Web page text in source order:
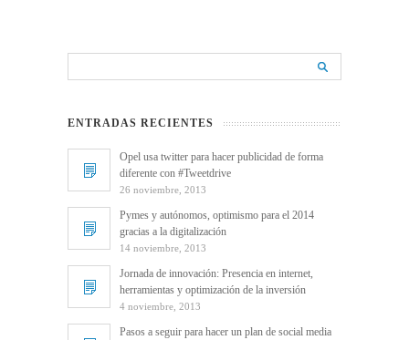
ENTRADAS RECIENTES
Opel usa twitter para hacer publicidad de forma
diferente con #Tweetdrive
26 noviembre, 2013
Pymes y autónomos, optimismo para el 2014
gracias a la digitalización
14 noviembre, 2013
Jornada de innovación: Presencia en internet,
herramientas y optimización de la inversión
4 noviembre, 2013
Pasos a seguir para hacer un plan de social media